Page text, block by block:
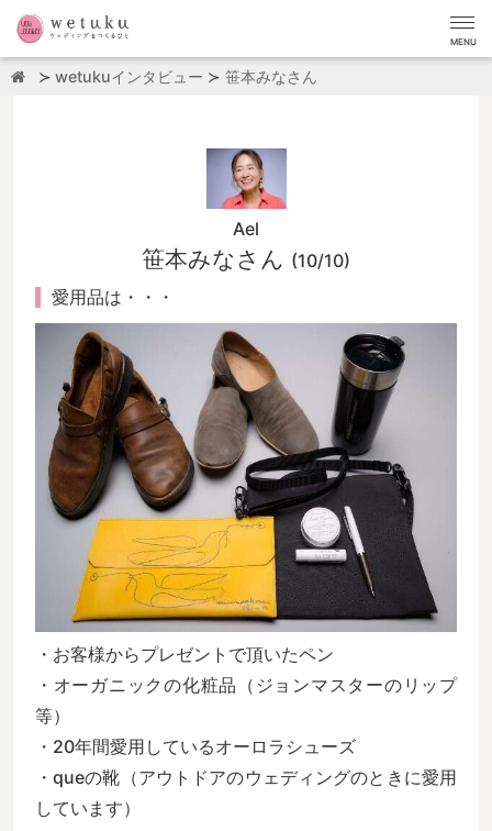
MENU
wetukuインタビュー 笹本みなさん
Ael
笹本みなさん (10/10)
愛用品は・・・
・お客様からプレゼントで頂いたペン
・オーガニックの化粧品（ジョンマスターのリップ
等）
・20年間愛用しているオーロラシューズ
・queの靴（アウトドアのウェディングのときに愛用
しています）